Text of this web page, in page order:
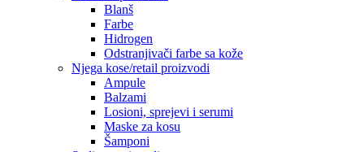
Blanš
Farbe
Hidrogen
Odstranjivači farbe sa kože
Njega kose/retail proizvodi
Ampule
Balzami
Losioni, sprejevi i serumi
Maske za kosu
Šamponi